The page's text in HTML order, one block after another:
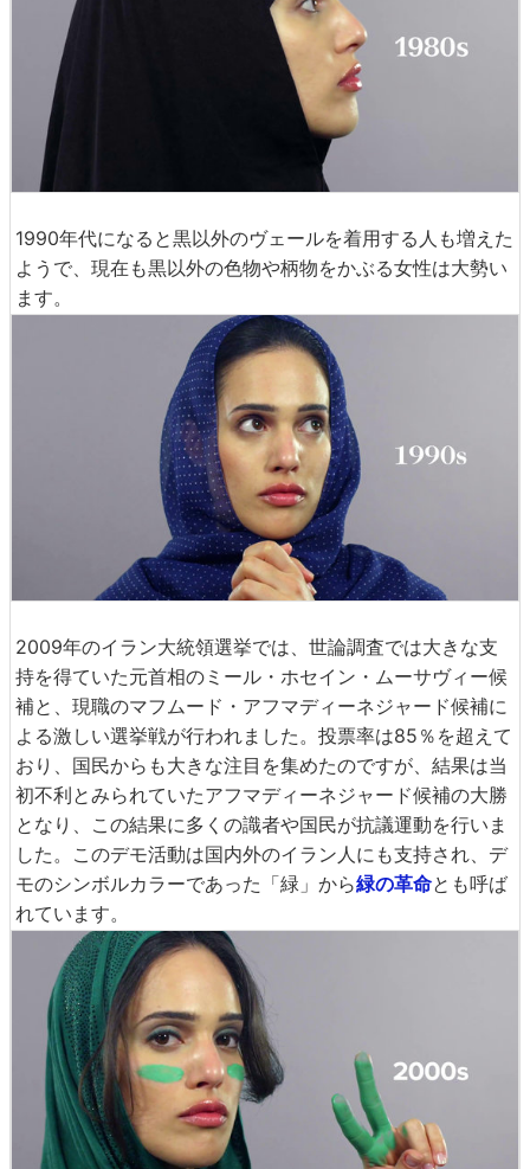
1990年代になると黒以外のヴェールを着用する人も増えた
ようで、現在も黒以外の色物や柄物をかぶる女性は大勢い
ます。
2009年のイラン大統領選挙では、世論調査では大きな支
持を得ていた元首相のミール・ホセイン・ムーサヴィー候
補と、現職のマフムード・アフマディーネジャード候補に
よる激しい選挙戦が行われました。投票率は85％を超えて
おり、国民からも大きな注目を集めたのですが、結果は当
初不利とみられていたアフマディーネジャード候補の大勝
となり、この結果に多くの識者や国民が抗議運動を行いま
した。このデモ活動は国内外のイラン人にも支持され、デ
モのシンボルカラーであった「緑」から緑の革命とも呼ば
れています。